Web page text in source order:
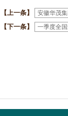
【上一条】 安徽华茂
【下一条】 一季度全